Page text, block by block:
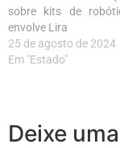
sobre kits de
envolve Lira
25 de agosto de 2024
Em "Estado"
Deixe